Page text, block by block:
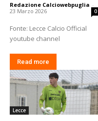
Redazione Calciowebpuglia -
23 Marzo 2026
0
Fonte: Lecce Calcio Official
youtube channel
Read more
Lecce